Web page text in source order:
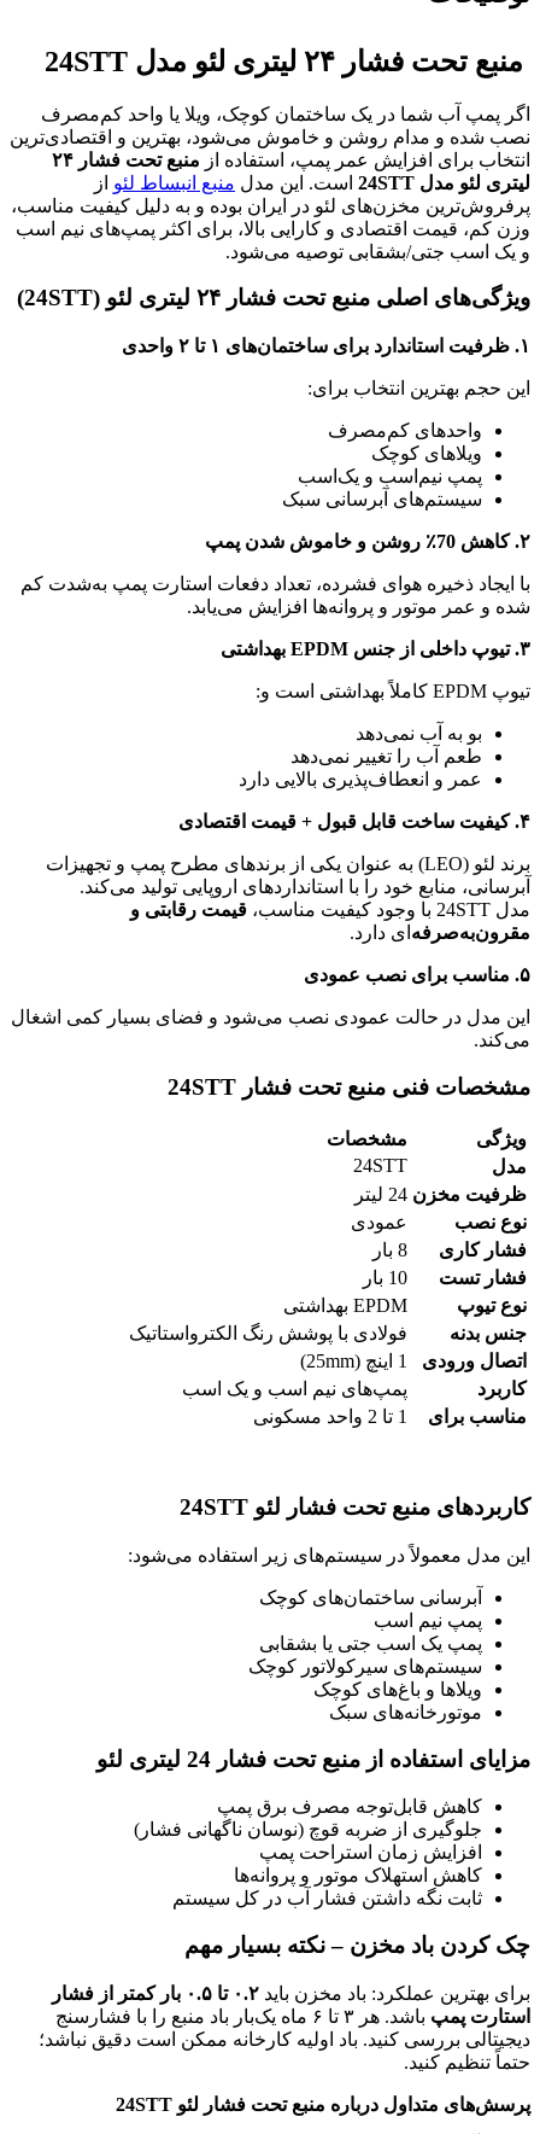
منبع تحت فشار ۲۴ لیتری لئو مدل 24STT
اگر پمپ آب شما در یک ساختمان کوچک، ویلا یا واحد کم‌مصرف
نصب شده و مدام روشن و خاموش می‌شود، بهترین و اقتصادی‌ترین
انتخاب برای افزایش عمر پمپ، استفاده از منبع تحت فشار ۲۴
لیتری لئو مدل 24 STT است. این مدل منبع انبساط لئو از
پرفروش‌ترین مخزن‌های لئو در ایران بوده و به دلیل کیفیت مناسب،
وزن کم، قیمت اقتصادی و کارایی بالا، برای اکثر پمپ‌های نیم اسب
و یک اسب جتی/بشقابی توصیه می‌شود.
ویژگی‌های اصلی منبع تحت فشار ۲۴ لیتری لئو (24STT)
۱. ظرفیت استاندارد برای ساختمان‌های ۱ تا ۲ واحدی
این حجم بهترین انتخاب برای:
واحدهای کم‌مصرف
ویلاهای کوچک
پمپ نیم‌اسب و یک‌اسب
سیستم‌های آبرسانی سبک
۲.کاهش 70٪ روشن و خاموش شدن پمپ
با ایجاد ذخیره هوای فشرده، تعداد دفعات استارت پمپ به‌شدت کم
شده و عمر موتور و پروانه‌ها افزایش می‌یابد.
۳.تیوپ داخلی از جنس بهداشتی
تیوپ EPDM کاملاً بهداشتی است و:
بو به آب نمی‌دهد
طعم آب را تغییر نمی‌دهد
عمر و انعطاف‌پذیری بالایی دارد
۴.کیفیت ساخت قابل قبول + قیمت اقتصادی
برند لئو (LEO) به عنوان یکی از برندهای مطرح پمپ و تجهیزات
آبرسانی، منابع خود را با استانداردهای اروپایی تولید می‌کند.
مدل 24STT با وجود کیفیت مناسب،
قیمت رقابتی و
مقرون‌به‌صرفه ‌ای دارد.
۵. مناسب برای نصب عمودی
این مدل در حالت عمودی نصب می‌شود و فضای بسیار کمی اشغال
می‌کند.
مشخصات فنی منبع تحت فشار 24STT
ویژگی
مشخصات
مدل
24STT
ظرفیت مخزن 24 لیتر
نوع نصب
عمودی
فشار کاری
8 بار
فشار تست
10 بار
نوع تیوپ
EPDM بهداشتی
جنس بدنه
فولادی با پوشش رنگ الکترواستاتیک
اتصال ورودی
1 اینچ (25mm)
کاربرد
پمپ‌های نیم اسب و یک اسب
مناسب برای
1 تا 2 واحد مسکونی
کاربردهای منبع تحت فشار لئو 24STT
این مدل معمولاً در سیستم‌های زیر استفاده می‌شود:
آبرسانی ساختمان‌های کوچک
پمپ نیم اسب
پمپ یک اسب جتی یا بشقابی
سیستم‌های سیرکولاتور کوچک
ویلاها و باغ‌های کوچک
موتورخانه‌های سبک
مزایای استفاده از منبع تحت فشار 24 لیتری لئو
کاهش قابل‌توجه مصرف برق پمپ
جلوگیری از ضربه قوچ (نوسان ناگهانی فشار)
افزایش زمان استراحت پمپ
کاهش استهلاک موتور و پروانه‌ها
ثابت نگه داشتن فشار آب در کل سیستم
چک کردن باد مخزن – نکته بسیار مهم
برای بهترین عملکرد: باد مخزن باید ۰.۲ تا ۰.۵ بار کمتر از فشار
استارت پمپ
باشد. هر ۳ تا ۶ ماه یک‌بار باد منبع را با فشارسنج
دیجیتالی بررسی کنید. باد اولیه کارخانه ممکن است دقیق نباشد؛
حتماً تنظیم کنید.
پرسش‌های متداول درباره منبع تحت فشار لئو 24 STT